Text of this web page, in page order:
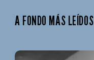
A FONDO MÁS LEÍDOS